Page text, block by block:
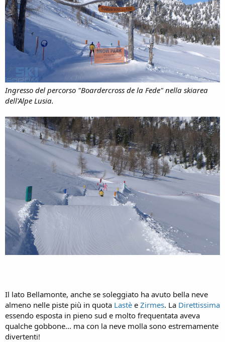
Ingresso del percorso "Boardercross de la Fede" nella skiarea
dell'Alpe Lusia.
Il lato Bellamonte, anche se soleggiato ha avuto bella neve
almeno nelle piste più in quota Lastè e Zirmes. La Direttissima
essendo esposta in pieno sud e molto frequentata aveva
qualche gobbone... ma con la neve molla sono estremamente
divertenti!